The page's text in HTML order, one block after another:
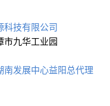
科技有限公司
市九华工业园
南发展中心益阳总代理